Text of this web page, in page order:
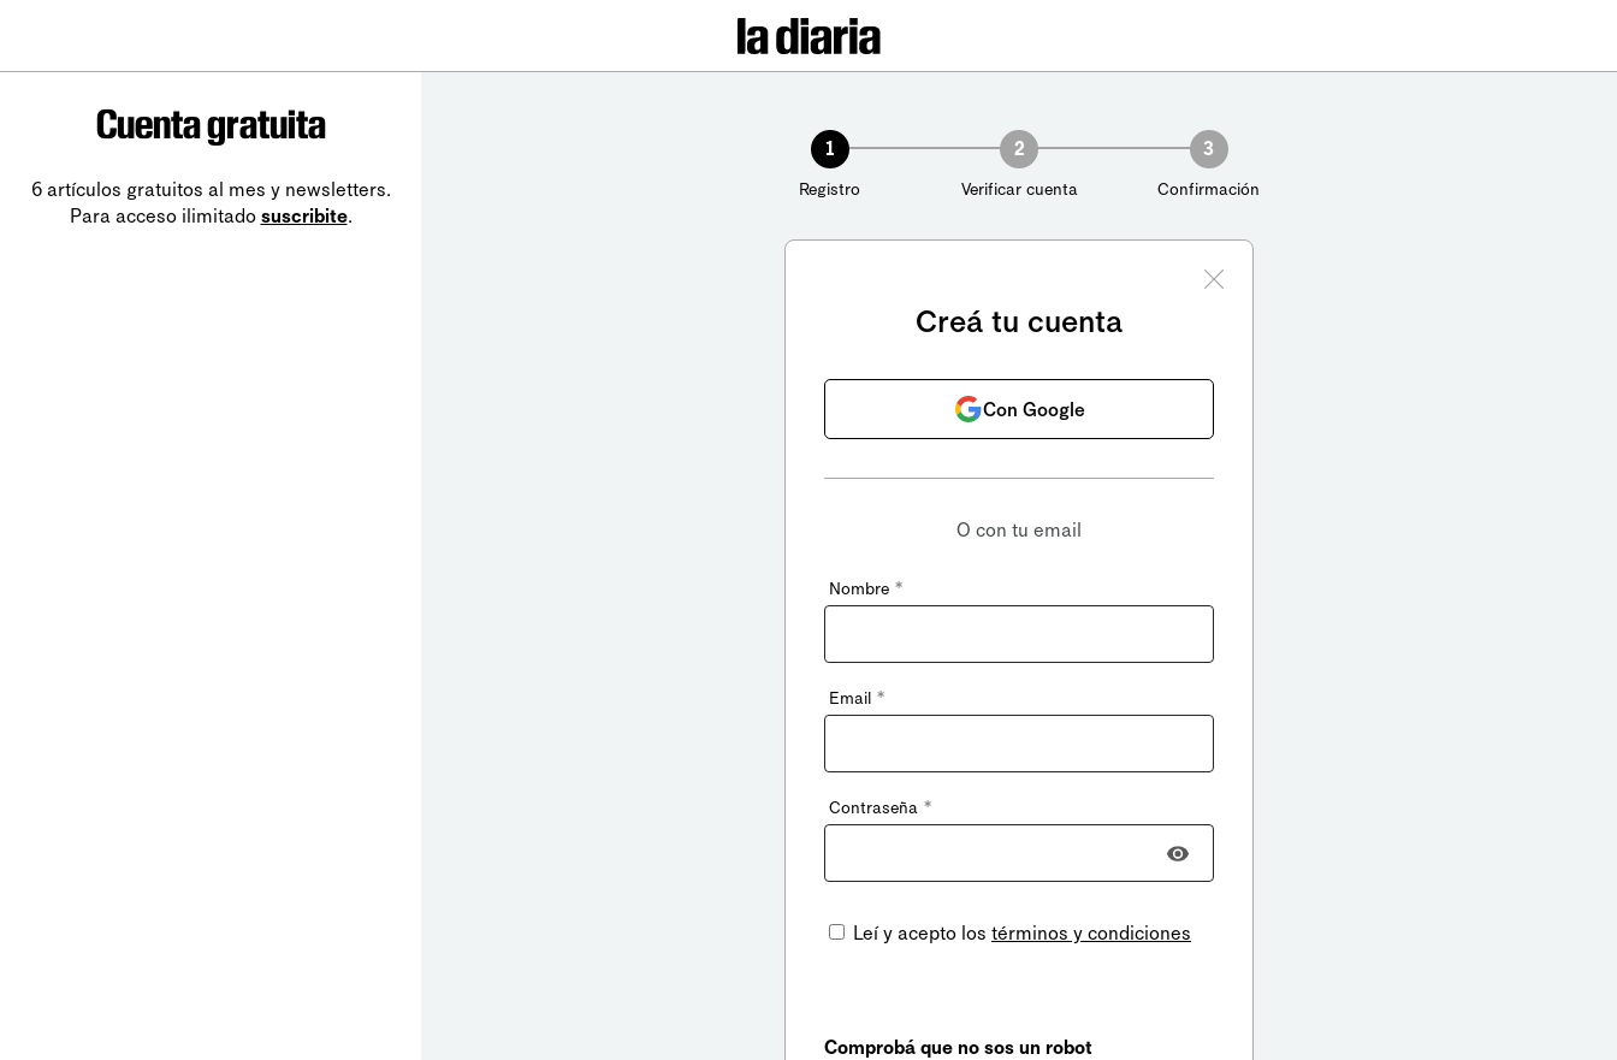
Cuenta gratuita
6 artículos gratuitos al mes y newsletters.
Para acceso ilimitado suscribite.
1
Registro
2
Verificar cuenta
3
Confirmación
Creá tu cuenta
Con Google
O con tu email
Nombre *
Email *
Contraseña *
Leí y acepto los términos y condiciones
Comprobá que no sos un robot